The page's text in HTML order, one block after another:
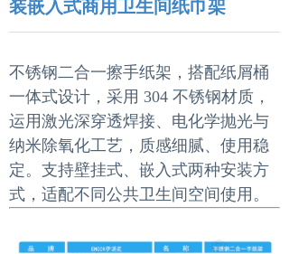
装嵌入式商用卫生间纸巾架
不锈钢二合一擦手纸架，搭配纸屑桶
一体式设计，采用 304 不锈钢材质，
运用激光深穿透焊接、电化学抛光与
纳米除氧化工艺，质感细腻、使用稳
定。支持壁挂式、嵌入式两种安装方
式，适配不同公共卫生间空间使用。